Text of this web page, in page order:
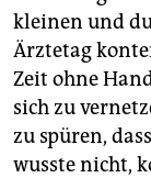
kleinen und
Ärztetag
Zeit ohne
sich zu
zu spüren,
wusste nicht,